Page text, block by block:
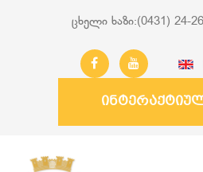
ცხელი ხაზი:(0431) 24-